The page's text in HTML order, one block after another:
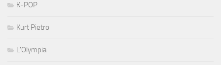
K-POP
Kurt Pietro
L'Olympia